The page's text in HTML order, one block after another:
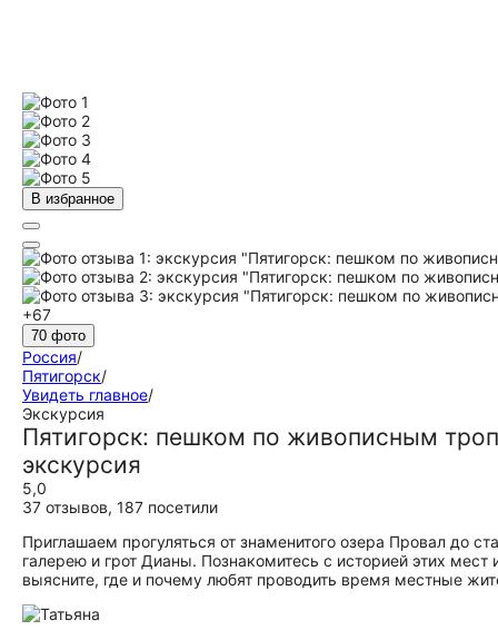
В избранное
+67
70 фото
Россия/
Пятигорск/
Увидеть главное/
Экскурсия
Пятигорск: пешком по живописным
экскурсия
5,0
37 отзывов, 187 посетили
Приглашаем прогуляться от знаменитого озера Провал до
галерею и грот Дианы. Познакомитесь с историей этих
выясните, где и почему любят проводить время местные